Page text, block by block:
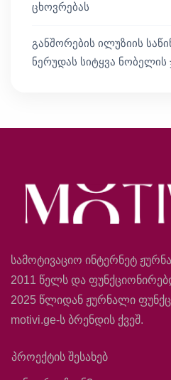
ცხოვრებას
განშორების ილუზიის
ნერუდას სიტყვა
სამოტივაციო ინტერნეტ
2011 წელს და
2025 წლიდან ჟურნალი
motivi.ge-ს ბრენდის ქვეშ.
პროექტის შესახებ